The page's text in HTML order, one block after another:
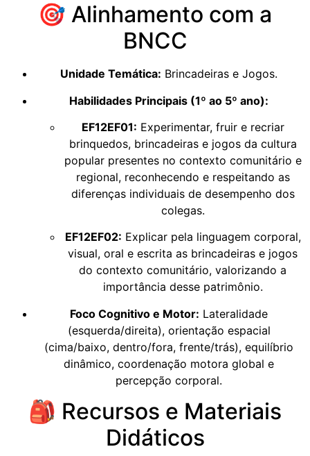
🎯 Alinhamento com a
BNCC
Unidade Temática: Brincadeiras e Jogos.
Habilidades Principais (1º ao 5º ano):
EF12EF01: Experimentar, fruir e recriar
brinquedos, brincadeiras e jogos da cultura
popular presentes no contexto comunitário e
regional, reconhecendo e respeitando as
diferenças individuais de desempenho dos
colegas.
EF12EF02: Explicar pela linguagem corporal,
visual, oral e escrita as brincadeiras e jogos
do contexto comunitário, valorizando a
importância desse patrimônio.
Foco Cognitivo e Motor: Lateralidade
(esquerda/direita), orientação espacial
(cima/baixo, dentro/fora, frente/trás), equilíbrio
dinâmico, coordenação motora global e
percepção corporal.
🎒 Recursos e Materiais
Didáticos